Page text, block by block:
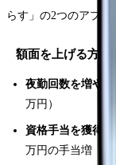
らす」の2つのアプロ
額面を上げる方法
夜勤回数を増やす
万円）
資格手当を獲得す
万円の手当増